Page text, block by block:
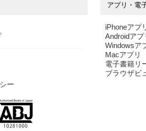
ー
アプリ・電
iPhoneアプ
Androidアプ
Windowsア
Macアプリ
電子書籍リ
ブラウザビ